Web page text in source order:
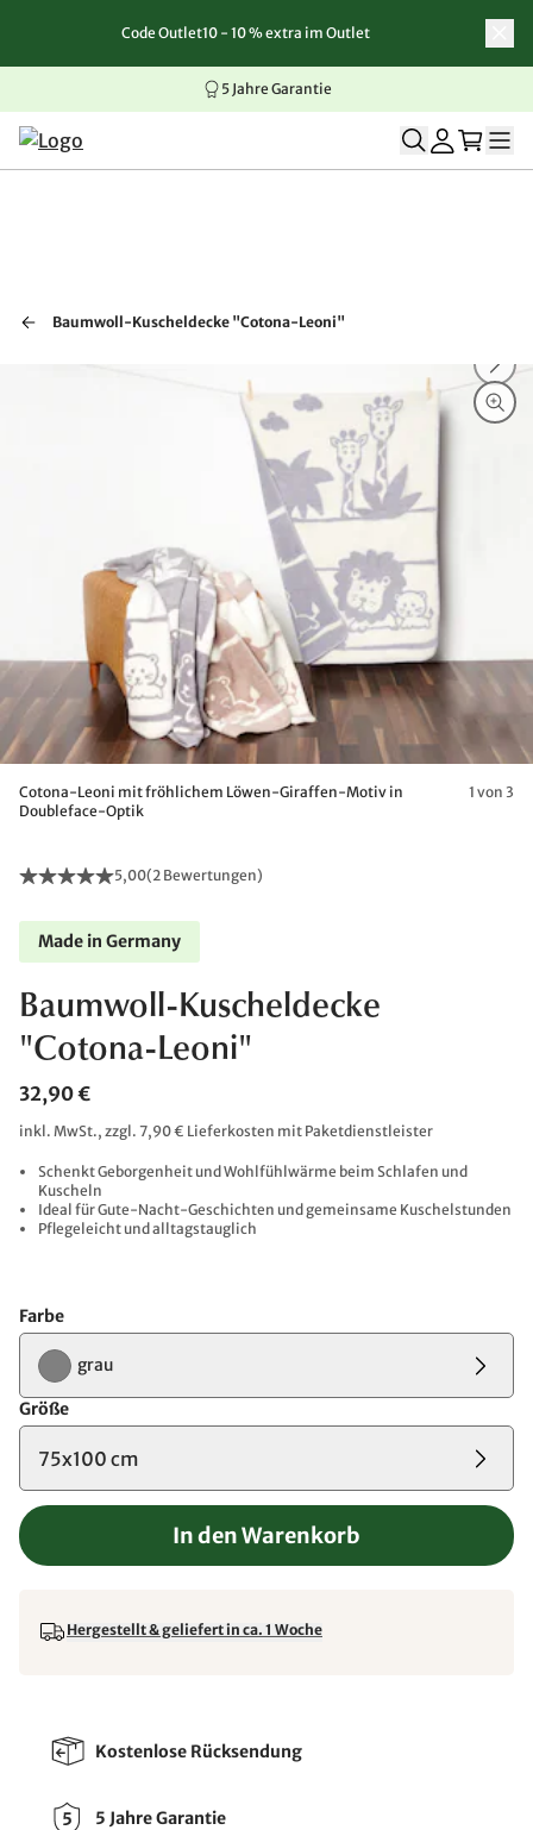
Zum Inhalt springen
Zur Navigation springen
Zum Seitenende springen
Code Outlet10 - 10 % extra im Outlet
5 Jahre Garantie
Baumwoll-Kuscheldecke "Cotona-Leoni"
Cotona-Leoni mit fröhlichem Löwen-Giraffen-Motiv in
Doubleface-Optik
1 von 3
5,00(2 Bewertungen)
Made in Germany
Baumwoll-Kuscheldecke
"Cotona-Leoni"
32,90 €
inkl. MwSt., zzgl. 7,90 € Lieferkosten mit Paketdienstleister
Schenkt Geborgenheit und Wohlfühlwärme beim Schlafen und
Kuscheln
Ideal für Gute-Nacht-Geschichten und gemeinsame Kuschelstunden
Pflegeleicht und alltagstauglich
Farbe
grau
Größe
75x100 cm
In den Warenkorb
Hergestellt & geliefert in ca. 1 Woche
Kostenlose Rücksendung
5 Jahre Garantie